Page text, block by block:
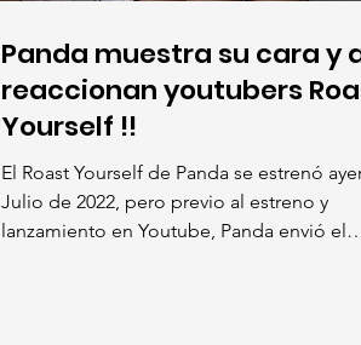
Panda muestra su cara y
reaccionan youtubers Roast
Yourself !!
El Roast Yourself de Panda se estrenó ayer
Julio de 2022, pero previo al estreno y
lanzamiento en Youtube, Panda envió el